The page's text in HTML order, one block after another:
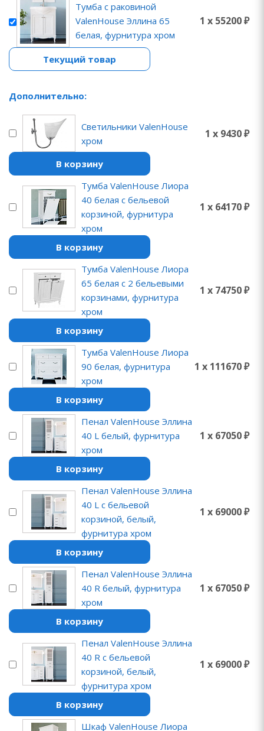
Тумба с раковиной
ValenHouse Эллина 65
белая, фурнитура хром
1 x 55200 ₽
Текущий товар
Дополнительно:
Светильники ValenHouse
хром
1 x 9430 ₽
В корзину
Тумба ValenHouse Лиора
40 белая с бельевой
корзиной, фурнитура
хром
1 x 64170 ₽
В корзину
Тумба ValenHouse Лиора
65 белая с 2 бельевыми
корзинами, фурнитура
хром
1 x 74750 ₽
В корзину
Тумба ValenHouse Лиора
90 белая, фурнитура
хром
1 x 111670 ₽
В корзину
Пенал ValenHouse Эллина
40 L белый, фурнитура
хром
1 x 67050 ₽
В корзину
Пенал ValenHouse Эллина
40 L с бельевой
корзиной, белый,
фурнитура хром
1 x 69000 ₽
В корзину
Пенал ValenHouse Эллина
40 R белый, фурнитура
хром
1 x 67050 ₽
В корзину
Пенал ValenHouse Эллина
40 R с бельевой
корзиной, белый,
фурнитура хром
1 x 69000 ₽
В корзину
Шкаф ValenHouse Лиора